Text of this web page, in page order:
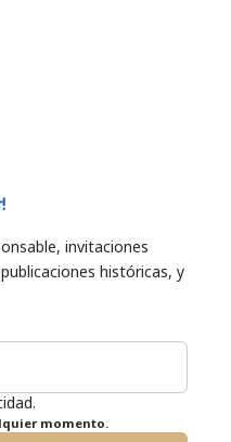
invitaciones
históricas, y
momento.